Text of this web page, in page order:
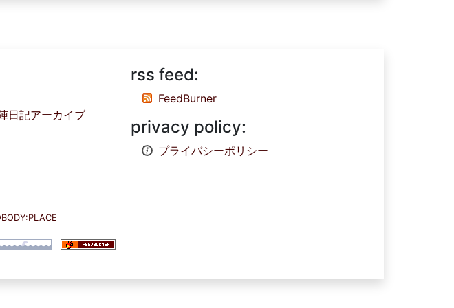
日記アーカイブ
rss feed:
FeedBurner
privacy policy:
プライバシーポリシー